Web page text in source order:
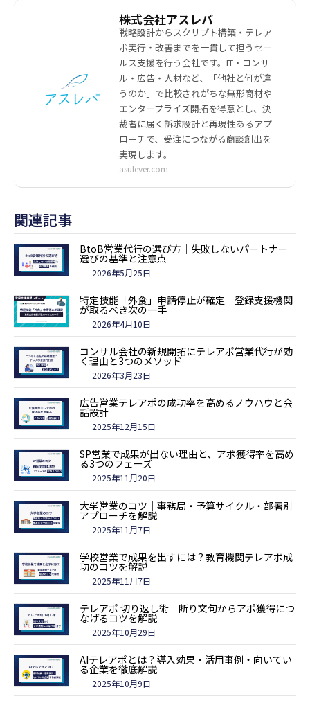
株式会社アスレバ
戦略設計からスクリプト構築・テレア
ポ実行・改善までを一貫して担うセー
ルス支援を行う会社です。IT・コンサ
ル・広告・人材など、「他社と何が違
うのか」で比較されがちな無形商材や
エンタープライズ開拓を得意とし、決
裁者に届く訴求設計と再現性あるアプ
ローチで、受注につながる商談創出を
実現します。
asulever.com
関連記事
BtoB営業代行の選び方｜失敗しないパートナー
選びの基準と注意点
2026年5月25日
特定技能「外食」申請停止が確定｜登録支援機関
が取るべき次の一手
2026年4月10日
コンサル会社の新規開拓にテレアポ営業代行が効
く理由と3つのメソッド
2026年3月23日
広告営業テレアポの成功率を高めるノウハウと会
話設計
2025年12月15日
SP営業で成果が出ない理由と、アポ獲得率を高め
る3つのフェーズ
2025年11月20日
大学営業のコツ｜事務局・予算サイクル・部署別
アプローチを解説
2025年11月7日
学校営業で成果を出すには？教育機関テレアポ成
功のコツを解説
2025年11月7日
テレアポ 切り返し術｜断り文句からアポ獲得につ
なげるコツを解説
2025年10月29日
AIテレアポとは？導入効果・活用事例・向いてい
る企業を徹底解説
2025年10月9日